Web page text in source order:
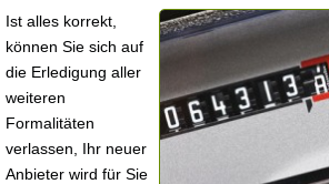
Ist alles korrekt,
können Sie sich auf
die Erledigung aller
weiteren
Formalitäten
verlassen, Ihr neuer
Anbieter wird für Sie